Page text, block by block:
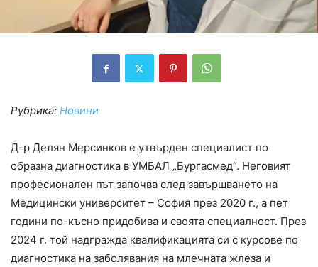
Рубрика: Новини
Д-р Делян Мерсинков е утвърден специалист по
образна диагностика в УМБАЛ „Бургасмед“. Неговият
професионален път започва след завършването на
Медицински университет – София през 2020 г., а пет
години по-късно придобива и своята специалност. През
2024 г. той надгражда квалификацията си с курсове по
диагностика на заболявания на млечната жлеза и